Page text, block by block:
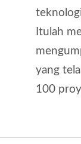
Itulah
yang
100